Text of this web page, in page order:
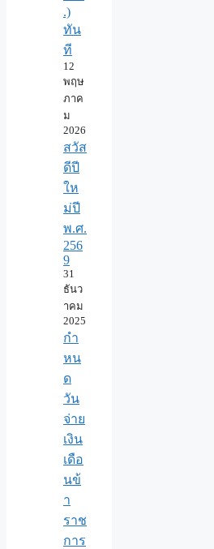
.)
ทัน
ที
12
พฤษ
ภาค
ม
2026
สวัส
ดีปี
ให
ม่ปี
พ.ศ.
256
9
31
ธันว
าคม
2025
กำ
หน
ด
วัน
จ่าย
เงิน
เดือ
นข้
า
ราช
การ